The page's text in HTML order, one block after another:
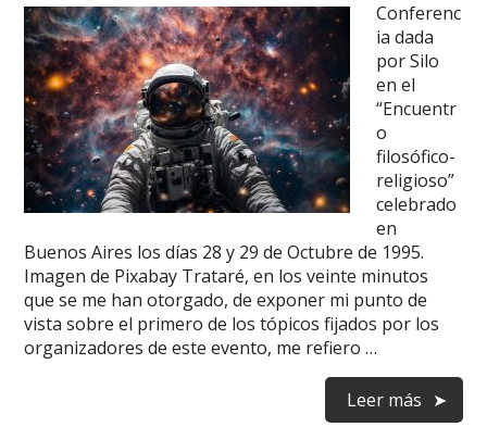
Conferenc
ia dada
por Silo
en el
“Encuentr
o
filosófico-
religioso”
celebrado
en
Buenos Aires los días 28 y 29 de Octubre de 1995.
Imagen de Pixabay Trataré, en los veinte minutos
que se me han otorgado, de exponer mi punto de
vista sobre el primero de los tópicos fijados por los
organizadores de este evento, me refiero …
Leer más